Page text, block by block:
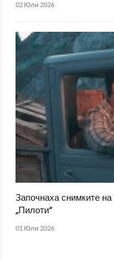
02 Юли 2026
Започнаха снимките
„Пилоти“
01 Юли 2026